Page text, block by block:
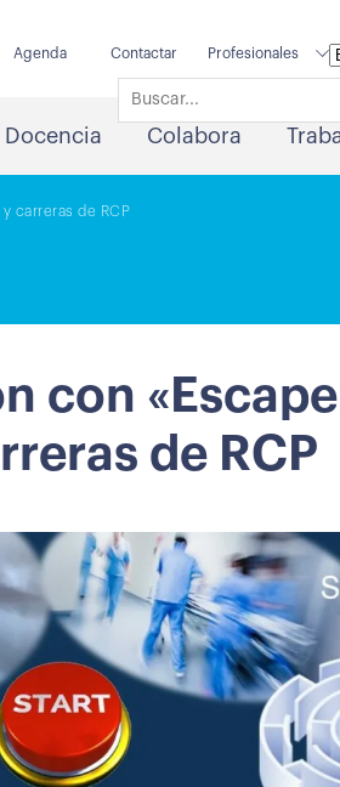
Agenda Contactar Profesionales
Docencia Colabora
carreras de RCP
con
de RCP